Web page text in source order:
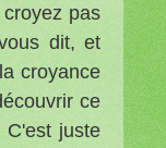
pas
dit, et
croyance
ce
C'est juste